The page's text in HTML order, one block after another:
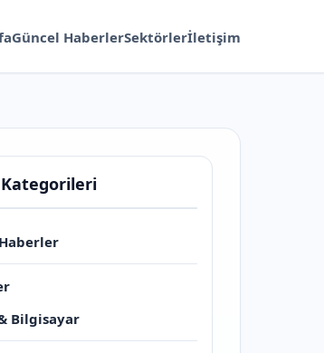
Güncel HaberlerSektörlerİletişim
Bilgisayar